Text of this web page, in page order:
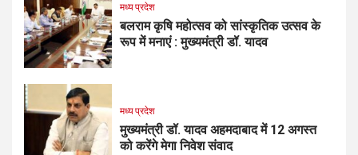
मध्य प्रदेश
बलराम कृषि महोत्सव को सांस्कृतिक उत्सव के
रूप में मनाएं : मुख्यमंत्री डॉ. यादव
मध्य प्रदेश
मुख्यमंत्री डॉ. यादव अहमदाबाद में 12 अगस्त
को करेंगे मेगा निवेश संवाद